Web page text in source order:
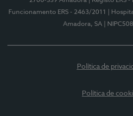
Funcionamento ERS - 2463/2011
|
Amadora, SA
|
Política de
Política de